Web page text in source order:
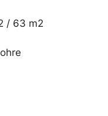
/ 63 m2